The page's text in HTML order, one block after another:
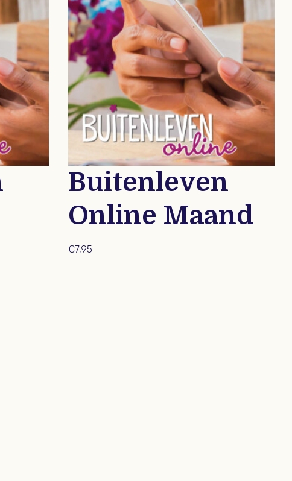
Buitenleven
Online Maand
€7,95